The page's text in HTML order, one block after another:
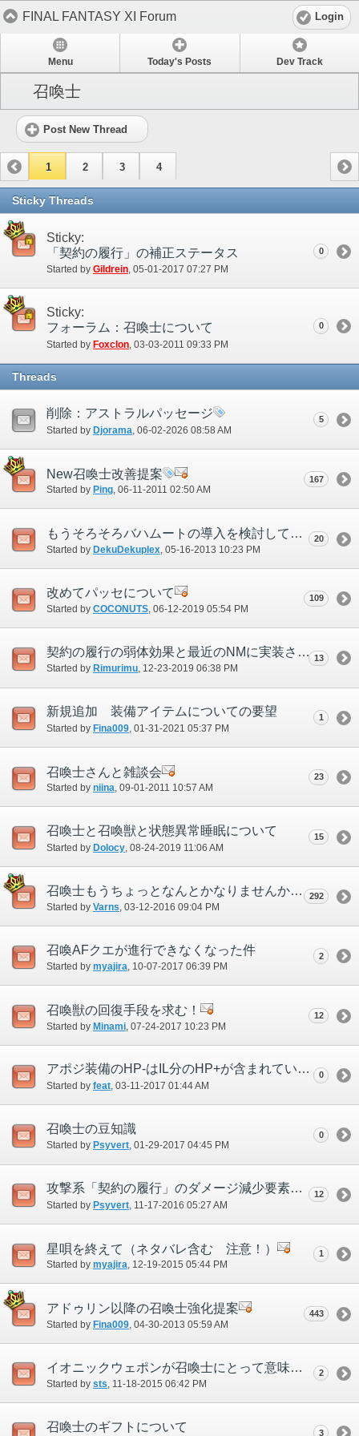
FINAL FANTASY XI Forum Login
Menu Today's Posts Dev Track
召喚士
Post New Thread
1 2 3 4
Sticky Threads
Sticky:
「契約の履行」の補正ステータス
Started by Gildrein‎, 05-01-2017 07:27 PM
0
Sticky:
フォーラム：召喚士について
Started by Foxclon ‎, 03-03-2011 09:33 PM
0
Threads
削除：アストラルパッセージ
Started by Djorama‎, 06-02-2026 08:58 AM
5
New召喚士改善提案
Started by Ping‎, 06-11-2011 02:50 AM
167
もうそろそろバハムートの導入を検討してもいいのでは？
Started by DekuDekuplex ‎, 05-16-2013 10:23 PM
20
改めてパッセについて
Started by COCONUTS‎, 06-12-2019 05:54 PM
109
契約の履行の弱体効果と最近のNMに実装されている履行耐性について
Started by Rimurimu‎, 12-23-2019 06:38 PM
13
新規追加 装備アイテムについての要望
Started by Fina009 ‎, 01-31-2021 05:37 PM
1
召喚士さんと雑談会
Started by niina‎, 09-01-2011 10:57 AM
23
召喚士と召喚獣と状態異常睡眠について
Started by Dolocy ‎, 08-24-2019 11:06 AM
15
召喚士もうちょっとなんとかなりませんか？
Started by Varns‎, 03-12-2016 09:04 PM
292
召喚AFクエが進行できなくなった件
Started by myajira‎, 10-07-2017 06:39 PM
2
召喚獣の回復手段を求む！
Started by Minami ‎, 07-24-2017 10:23 PM
12
アポジ装備のHP-はIL分のHP+が含まれていないのではないか
Started by feat‎, 03-11-2017 01:44 AM
0
召喚士の豆知識
Started by Psyvert‎, 01-29-2017 04:45 PM
0
攻撃系「契約の履行」のダメージ減少要素に関する考察
Started by Psyvert ‎, 11-17-2016 05:27 AM
12
星唄を終えて（ネタバレ含む 注意！）
Started by myajira‎, 12-19-2015 05:44 PM
1
アドゥリン以降の召喚士強化提案
Started by Fina009 ‎, 04-30-2013 05:59 AM
443
イオニックウェポンが召喚士にとって意味がない件
Started by sts‎, 11-18-2015 06:42 PM
2
召喚士のギフトについて 3